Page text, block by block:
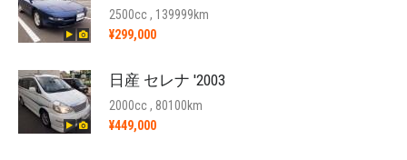
2500cc , 139999km
¥299,000
日産 セレナ '2003
2000cc , 80100km
¥449,000